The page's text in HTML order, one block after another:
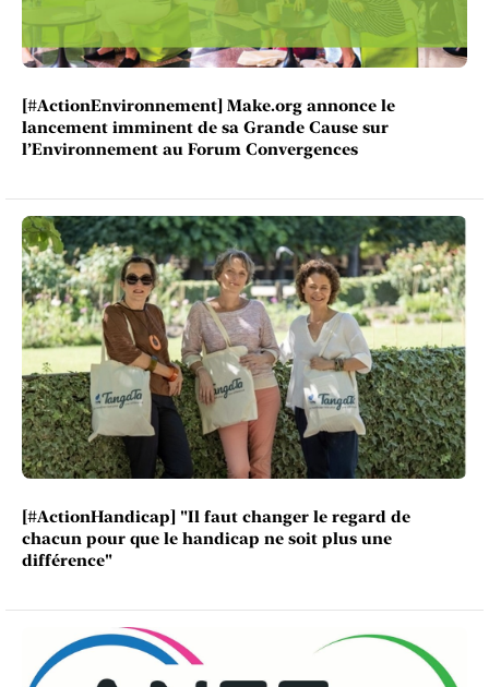
[#ActionEnvironnement] Make.org annonce le
lancement imminent de sa Grande Cause sur
l’Environnement au Forum Convergences
[#ActionHandicap] "Il faut changer le regard de
chacun pour que le handicap ne soit plus une
différence"